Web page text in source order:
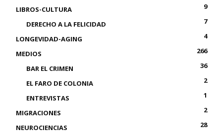
LIBROS-CULTURA
9
DERECHO A LA FELICIDAD
7
LONGEVIDAD-AGING
4
MEDIOS
266
BAR EL CRIMEN
36
EL FARO DE COLONIA
2
ENTREVISTAS
1
MIGRACIONES
2
NEUROCIENCIAS
28